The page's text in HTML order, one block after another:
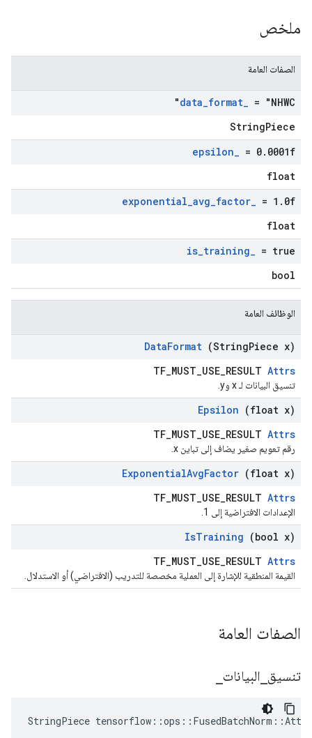
ملخص
الصفات العامة
data_format_ = "NHWC"
StringPiece
epsilon_ = 0. 0001f
float
exponential_avg_factor_ = 1 . 0f
float
is_training_ = true
bool
الوظائف العامة
DataFormat (StringPiece x)
TF_MUST_USE_RESULT Attrs
تنسيق البيانات لـ x وy.
Epsilon (float x)
TF_MUST_USE_RESULT Attrs
رقم تعويم صغير يضاف إلى تباين x.
ExponentialAvgFactor (float x)
TF_MUST_USE_RESULT Attrs
الإعدادات الافتراضية إلى 1.
IsTraining (bool x)
TF_MUST_USE_RESULT Attrs
القيمة المنطقية للإشارة إلى العملية مخصصة للتدريب (الافتراضي) أو الاستدلال.
الصفات العامة
تنسيق البيانات
StringPiece